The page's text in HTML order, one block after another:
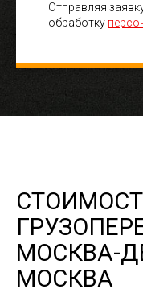
Отправляя
обработку
МОСКВА-
МОСКВА